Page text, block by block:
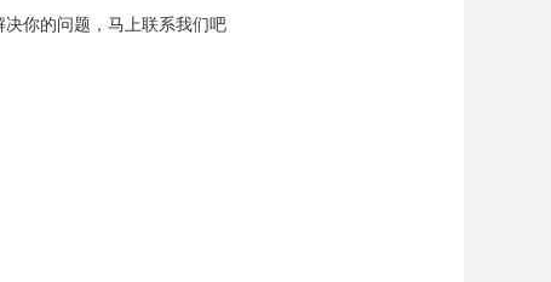
你的问题，马上联系我们吧